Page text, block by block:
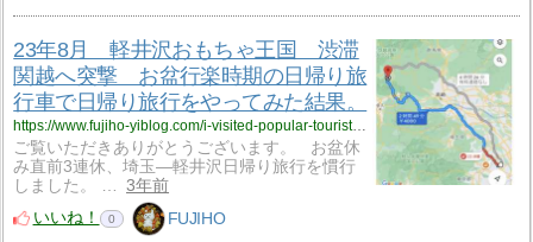
23年8月 軽井沢おもちゃ王国 渋滞
関越へ突撃 お盆行楽時期の日帰り旅
行車で日帰り旅行をやってみた結果。
https://www.fujiho-yiblog.com/i-visited-popular-tourist-destinations-during-the-busy-season-this-is-a-realistic-account-of-my-experience/
ご覧いただきありがとうございます。 お盆休
み直前3連休、埼玉―軽井沢日帰り旅行を慣行
しました。 …
3年前
いいね！
0 FUJIHO